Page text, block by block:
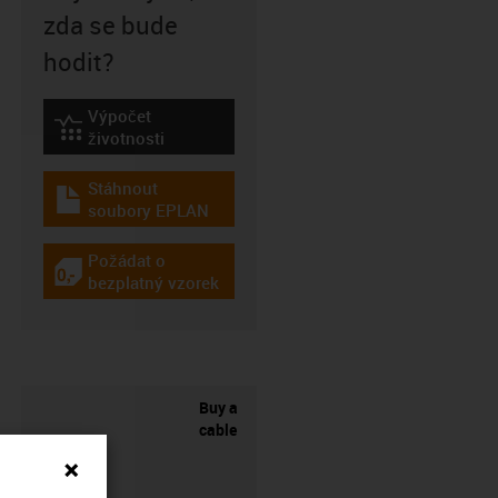
zda se bude
hodit?
igus-icon-lebensdauerrechner
Výpočet
životnosti
igus-icon-download-plan
Stáhnout
soubory EPLAN
igus-icon-gratismuster
Požádat o
bezplatný vzorek
Buy a
cable